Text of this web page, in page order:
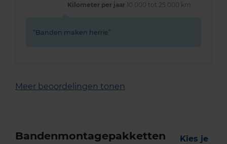
Kilometer per jaar 10.000 tot 25.000 km
Banden maken herrie
Meer beoordelingen tonen
Bandenmontagepakketten
Kies je